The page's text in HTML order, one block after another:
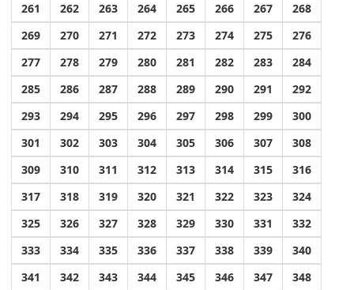
261
262 263 264 265 266 267
268
269
270 271 272 273 274 275
276
277
278 279 280 281 282 283
284
285
286 287 288 289 290 291
292
293
294 295 296 297 298 299
300
301
302 303 304 305 306 307
308
309
310 311 312 313 314 315
316
317
318 319 320 321 322 323
324
325
326 327 328 329 330 331
332
333
334 335 336 337 338 339
340
341
342 343 344 345 346 347
348